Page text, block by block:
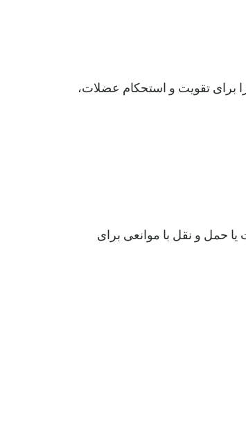
را برای تقویت و استحکام عضلات،
حمل و نقل با موانعی برای